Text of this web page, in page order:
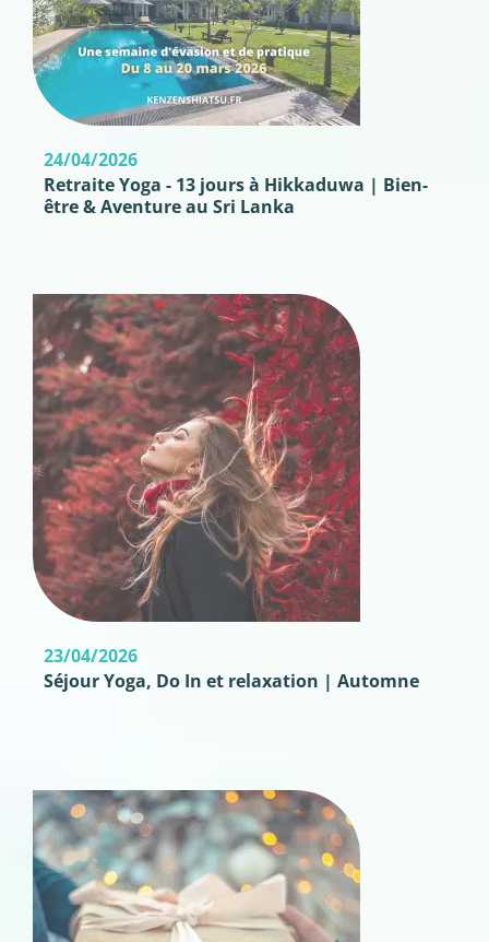
24/04/2026
Retraite Yoga - 13 jours à Hikkaduwa | Bien-
être & Aventure au Sri Lanka
23/04/2026
Séjour Yoga, Do In et relaxation | Automne